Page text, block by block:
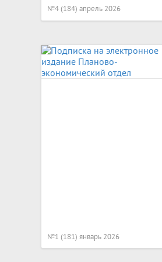
№4 (184) апрель 2026
№1 (181) январь 2026